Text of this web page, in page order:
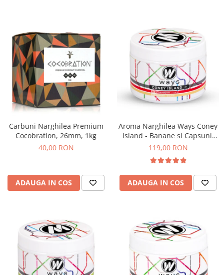
Carbuni Narghilea Premium
Cocobration, 26mm, 1kg
40,00 RON
ADAUGA IN COS
Aroma Narghilea Ways Coney
Island - Banane si Capsuni,
200gr
119,00 RON
ADAUGA IN COS